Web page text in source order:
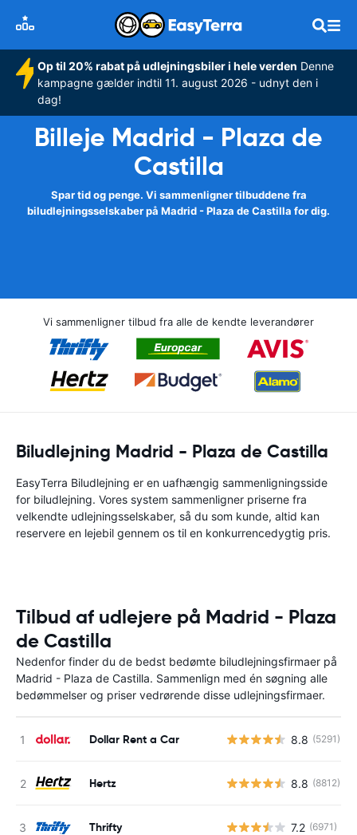
Op til 20% rabat på udlejningsbiler i hele verden Denne
kampagne gælder indtil 11. august 2026 - udnyt den i
dag!
Billeje Madrid - Plaza de
Castilla
Spar tid og penge. Vi sammenligner tilbuddene fra
biludlejningsselskaber på Madrid - Plaza de Castilla for dig.
Vi sammenligner tilbud fra alle de kendte leverandører
Biludlejning Madrid - Plaza de Castilla
EasyTerra Biludlejning er en uafhængig sammenligningsside
for biludlejning. Vores system sammenligner priserne fra
velkendte udlejningsselskaber, så du som kunde, altid kan
reservere en lejebil gennem os til en konkurrencedygtig pris.
Tilbud af udlejere på Madrid - Plaza
de Castilla
Nedenfor finder du de bedst bedømte biludlejningsfirmaer på
Madrid - Plaza de Castilla. Sammenlign med én søgning alle
bedømmelser og priser vedrørende disse udlejningsfirmaer.
Dollar Rent a Car 8.8 (5291)
Hertz 8.8 (8812)
Thrifty 7.2 (6971)